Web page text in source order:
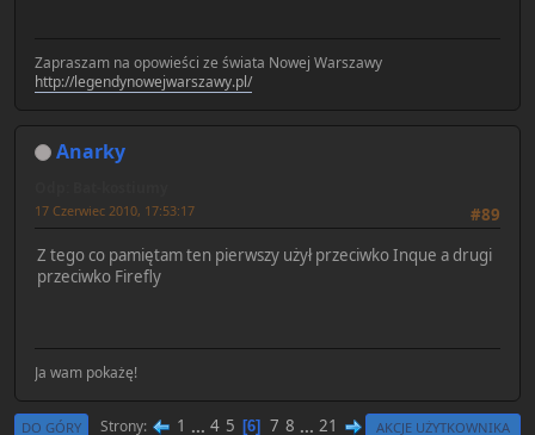
Zapraszam na opowieści ze świata Nowej Warszawy
http://legendynowejwarszawy.pl/
Anarky
#89
17 Czerwiec 2010, 17:53:17
Z tego co pamiętam ten pierwszy użył przeciwko Inque a drugi
przeciwko Firefly
Ja wam pokażę!
DO GÓRY Strony 1 ... 4 5 6 7 8 ... 21 AKCJE UŻYTKOWNIKA